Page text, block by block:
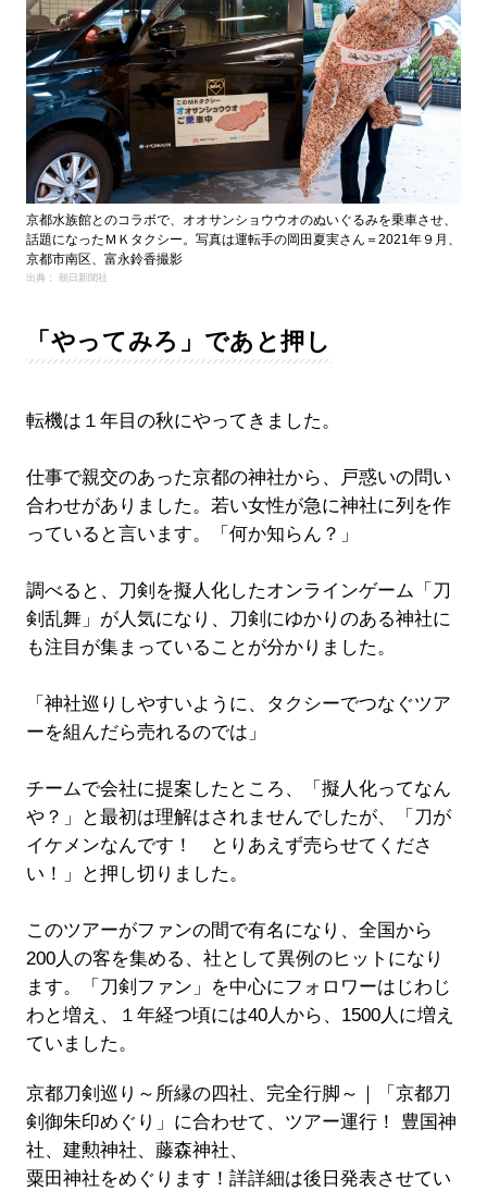
京都水族館とのコラボで、オオサンショウウオのぬいぐるみを乗車させ、
話題になったＭＫタクシー。写真は運転手の岡田夏実さん＝2021年９月、
京都市南区、富永鈴香撮影
出典： 朝日新聞社
「やってみろ」であと押し
転機は１年目の秋にやってきました。
仕事で親交のあった京都の神社から、戸惑いの問い
合わせがありました。若い女性が急に神社に列を作
っていると言います。「何か知らん？」
調べると、刀剣を擬人化したオンラインゲーム「刀
剣乱舞」が人気になり、刀剣にゆかりのある神社に
も注目が集まっていることが分かりました。
「神社巡りしやすいように、タクシーでつなぐツア
ーを組んだら売れるのでは」
チームで会社に提案したところ、「擬人化ってなん
や？」と最初は理解はされませんでしたが、「刀が
イケメンなんです！ とりあえず売らせてくださ
い！」と押し切りました。
このツアーがファンの間で有名になり、全国から
200人の客を集める、社として異例のヒットになり
ます。「刀剣ファン」を中心にフォロワーはじわじ
わと増え、１年経つ頃には40人から、1500人に増え
ていました。
京都刀剣巡り～所縁の四社、完全行脚～｜「京都刀
剣御朱印めぐり」に合わせて、ツアー運行！ 豊国神
社、建勲神社、藤森神社、
粟田神社をめぐります！詳詳細は後日発表させてい